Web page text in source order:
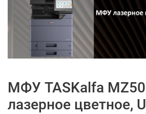
МФУ TASKalfa
лазерное цветное,